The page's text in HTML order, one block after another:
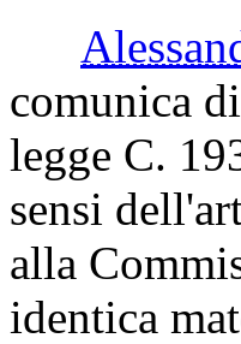
comunica
legge C.
sensi
alla
identica